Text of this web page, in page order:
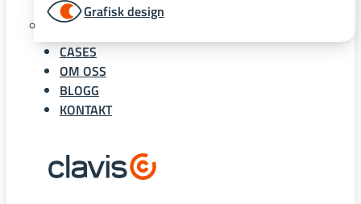
Grafisk design
CASES
OM OSS
BLOGG
KONTAKT